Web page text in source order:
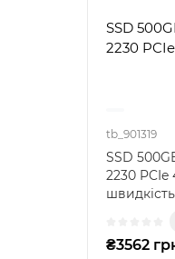
SSD
2230
tb_901319
SSD
2230 PCIe
₴3562